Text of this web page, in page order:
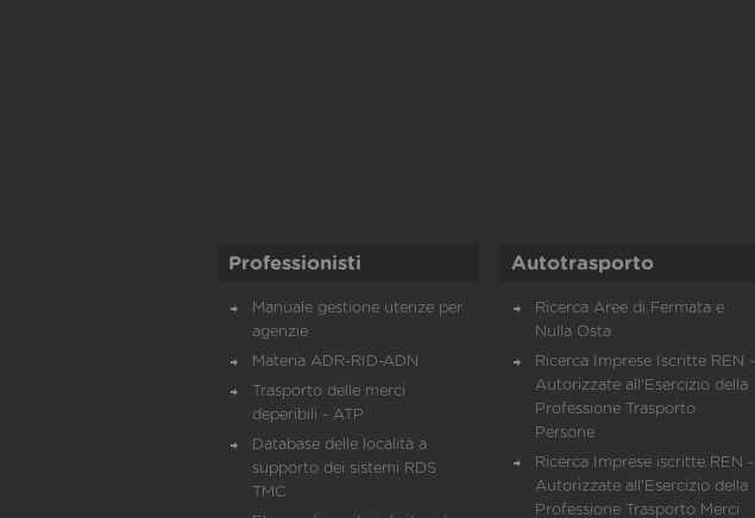
Professionisti
Manuale gestione utenze per
agenzie
Materia ADR-RID-ADN
Trasporto delle merci
deperibili - ATP
Database delle località a
supporto dei sistemi RDS
TMC
Autotrasporto
Ricerca Aree di Fermata e
Nulla Osta
Ricerca Imprese Iscritte REN -
Autorizzate all'Esercizio della
Professione Trasporto
Persone
Ricerca Imprese iscritte REN -
Autorizzate all'Esercizio della
Professione Trasporto Merci